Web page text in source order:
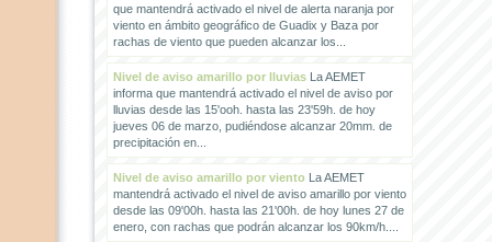
que mantendrá activado el nivel de alerta naranja por
viento en ámbito geográfico de Guadix y Baza por
rachas de viento que pueden alcanzar los...
Nivel de aviso amarillo por lluviasLa AEMET
informa que mantendrá activado el nivel de aviso por
lluvias desde las 15'ooh. hasta las 23'59h. de hoy
jueves 06 de marzo, pudiéndose alcanzar 20mm. de
precipitación en...
Nivel de aviso amarillo por vientoLa AEMET
mantendrá activado el nivel de aviso amarillo por viento
desde las 09'00h. hasta las 21'00h. de hoy lunes 27 de
enero, con rachas que podrán alcanzar los 90km/h....